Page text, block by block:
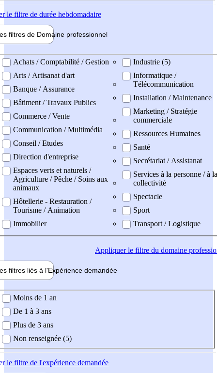
le filtre de durée hebdomadaire
filtres de Domaine professionnel
professionel
Achats / Comptabilité / Gestion
Arts / Artisanat d'art
Banque / Assurance
Bâtiment / Travaux Publics
Commerce / Vente
Communication / Multimédia
Conseil / Etudes
Direction d'entreprise
Espaces verts et naturels /
Agriculture / Pêche / Soins aux
animaux
Hôtellerie - Restauration /
Tourisme / Animation
Immobilier
Industrie (5)
Informatique /
Télécommunication
Installation / Maintenance
Marketing / Stratégie
commerciale
Ressources Humaines
Santé
Secrétariat / Assistanat
Services à la personne / à la
collectivité
Spectacle
Sport
Transport / Logistique
Appliquerle filtre du domaine
filtres liés à l'Expérience demandée
demandée
Moins de 1 an
De 1 à 3 ans
Plus de 3 ans
Non renseignée (5)
le filtre de l'expérience demandée